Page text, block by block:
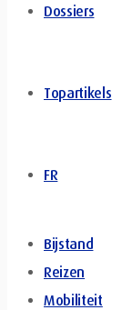
Dossiers
Topartikels
FR
Bijstand
Reizen
Mobiliteit